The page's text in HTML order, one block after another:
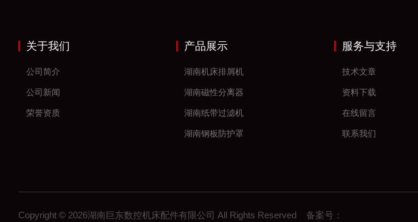
关于我们
公司简介
公司新闻
荣誉资质
产品展示
湖南机床排屑机
湖南磁性分离器
湖南纸带过滤机
湖南钢板防护罩
湖南塑料拖链
湖南钢制拖链
服务与支持
技术文章
资料下载
在线留言
联系我们
Copyright © 2026湖南巨东数控机床配件有限公司 All Rights Reserved 备案号：